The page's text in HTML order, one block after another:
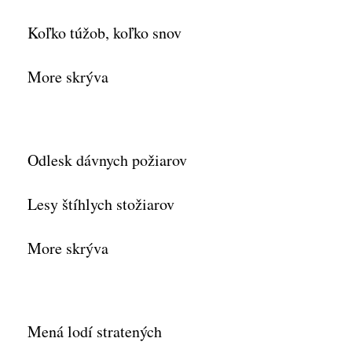
Koľko túžob, koľko snov
More skrýva
Odlesk dávnych požiarov
Lesy štíhlych stožiarov
More skrýva
Mená lodí stratených